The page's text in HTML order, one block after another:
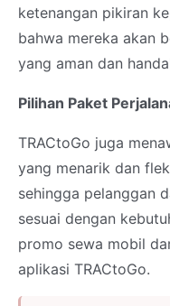
ketenangan pikiran
bahwa mereka akan
yang aman dan
Pilihan Paket
TRACtoGo juga
yang menarik dan
sehingga pelanggan
sesuai dengan
promo sewa mobil
aplikasi TRACtoGo.